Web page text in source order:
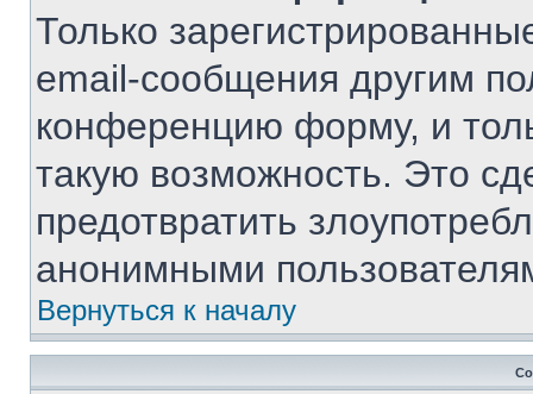
Только
email-сообщения другим
конференцию форму, и
такую возможность. Это
предотвратить
анонимными
Вернуться к началу